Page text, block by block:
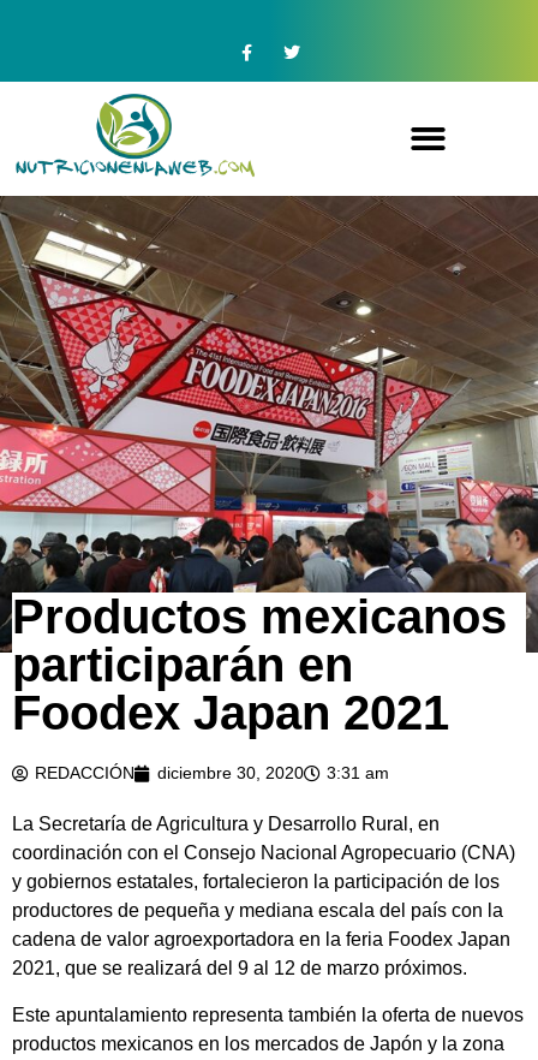
Productos mexicanos
participarán en
Foodex Japan 2021
REDACCIÓN diciembre 30, 2020 3:31 am
La Secretaría de Agricultura y Desarrollo Rural, en
coordinación con el Consejo Nacional Agropecuario (CNA)
y gobiernos estatales, fortalecieron la participación de los
productores de pequeña y mediana escala del país con la
cadena de valor agroexportadora en la feria Foodex Japan
2021, que se realizará del 9 al 12 de marzo próximos.
Este apuntalamiento representa también la oferta de nuevos
productos mexicanos en los mercados de Japón y la zona